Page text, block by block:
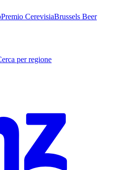
Premio CerevisiaBrussels Beer
per regione